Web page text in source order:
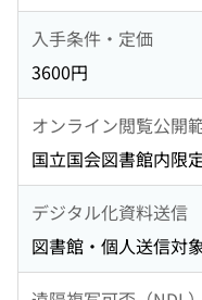
入手条件・定価
3600円
オンライン閲覧公開
国立国会図書館内限
デジタル化資料送信
図書館・個人送信対